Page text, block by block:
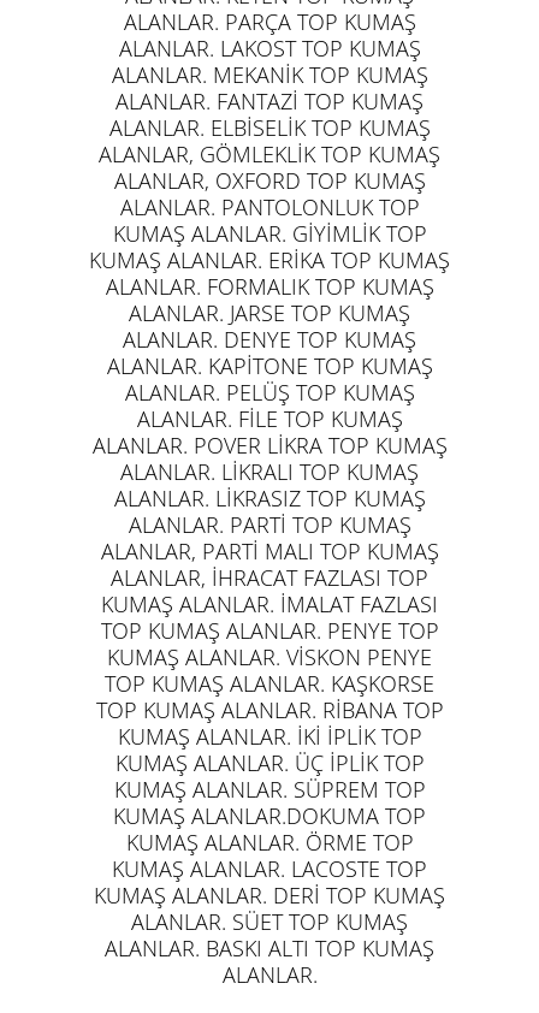
ALANLAR. PARÇA TOP KUMAŞ
ALANLAR. LAKOST TOP KUMAŞ
ALANLAR. MEKANİK TOP KUMAŞ
ALANLAR. FANTAZİ TOP KUMAŞ
ALANLAR. ELBİSELİK TOP KUMAŞ
ALANLAR, GÖMLEKLİK TOP KUMAŞ
ALANLAR, OXFORD TOP KUMAŞ
ALANLAR. PANTOLONLUK TOP
KUMAŞ ALANLAR. GİYİMLİK TOP
KUMAŞ ALANLAR. ERİKA TOP KUMAŞ
ALANLAR. FORMALIK TOP KUMAŞ
ALANLAR. JARSE TOP KUMAŞ
ALANLAR. DENYE TOP KUMAŞ
ALANLAR. KAPİTONE TOP KUMAŞ
ALANLAR. PELÜŞ TOP KUMAŞ
ALANLAR. FİLE TOP KUMAŞ
ALANLAR. POVER LİKRA TOP KUMAŞ
ALANLAR. LİKRALI TOP KUMAŞ
ALANLAR. LİKRASIZ TOP KUMAŞ
ALANLAR. PARTİ TOP KUMAŞ
ALANLAR, PARTİ MALI TOP KUMAŞ
ALANLAR, İHRACAT FAZLASI TOP
KUMAŞ ALANLAR. İMALAT FAZLASI
TOP KUMAŞ ALANLAR. PENYE TOP
KUMAŞ ALANLAR. VİSKON PENYE
TOP KUMAŞ ALANLAR. KAŞKORSE
TOP KUMAŞ ALANLAR. RİBANA TOP
KUMAŞ ALANLAR. İKİ İPLİK TOP
KUMAŞ ALANLAR. ÜÇ İPLİK TOP
KUMAŞ ALANLAR. SÜPREM TOP
KUMAŞ ALANLAR.DOKUMA TOP
KUMAŞ ALANLAR. ÖRME TOP
KUMAŞ ALANLAR. LACOSTE TOP
KUMAŞ ALANLAR. DERİ TOP KUMAŞ
ALANLAR. SÜET TOP KUMAŞ
ALANLAR. BASKI ALTI TOP KUMAŞ
ALANLAR.